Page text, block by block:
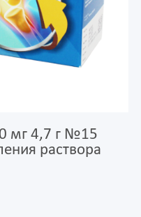
мг 4,7 г №15
раствора